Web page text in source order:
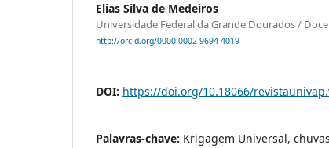
Elias Silva de Medeiros
Universidade Federal da Grande Dourados /
http://orcid.org/0000-0002-9694-4019
DOI: https://doi.org/10.18066/
Palavras-chave: Krigagem Universal,